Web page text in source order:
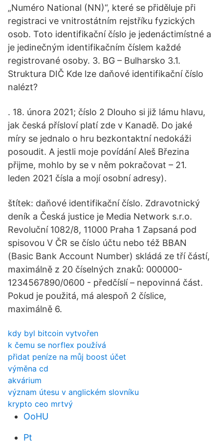
„Numéro National (NN)“, které se přiděluje při
registraci ve vnitrostátním rejstříku fyzických
osob. Toto identifikační číslo je jedenáctimístné a
je jedinečným identifikačním číslem každé
registrované osoby. 3. BG – Bulharsko 3.1.
Struktura DIČ Kde lze daňové identifikační číslo
nalézt?
. 18. února 2021; číslo 2 Dlouho si již lámu hlavu,
jak česká přísloví platí zde v Kanadě. Do jaké
míry se jednalo o hru bezkontaktní nedokáži
posoudit. A jestli moje povídání Aleš Březina
přijme, mohlo by se v něm pokračovat – 21.
leden 2021 čísla a mojí osobní adresy).
štítek: daňové identifikační číslo. Zdravotnický
deník a Česká justice je Media Network s.r.o.
Revoluční 1082/8, 11000 Praha 1 Zapsaná pod
spisovou V ČR se číslo účtu nebo též BBAN
(Basic Bank Account Number) skládá ze tří částí,
maximálně z 20 číselných znaků: 000000-
1234567890/0600 - předčíslí – nepovinná část.
Pokud je použitá, má alespoň 2 číslice,
maximálně 6.
kdy byl bitcoin vytvořen
k čemu se norflex používá
přidat peníze na můj boost účet
výměna cd
akvárium
význam útesu v anglickém slovníku
krypto ceo mrtvý
OoHU
Pt